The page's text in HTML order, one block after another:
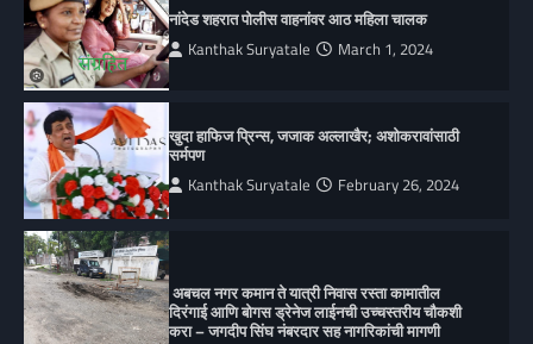
नांदेड शहरात पोलीस वाहनांवर आठ महिला चालक
Kanthak Suryatale March 1, 2024
खुदा हाफिज प्रिन्स, जजाक अल्लाखैर; अशोकरावांसाठी
सर्मपण
Kanthak Suryatale February 26, 2024
अबचल नगर कमान ते यात्री निवास रस्ता कामातील
दिरंगाई आणि बोगस ड्रेनेज लाईनची उच्चस्तरीय चौकशी
करा – जगदीप सिंघ नंबरदार सह नागरिकांची मागणी